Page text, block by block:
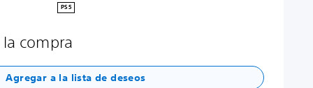
PS5
compra
Agregar a la lista de deseos